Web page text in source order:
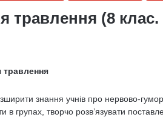
травлення (8 клас.
травлення
знання учнів про нервово-
в групах, творчо розв’язувати